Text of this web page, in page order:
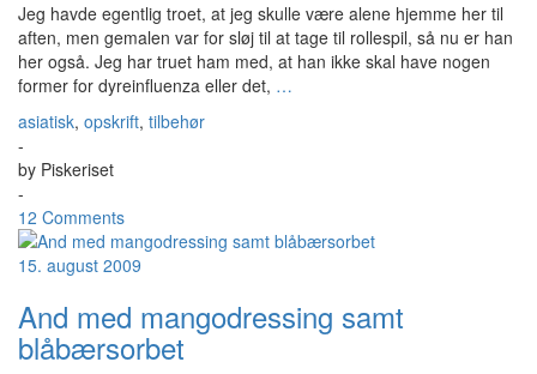
Jeg havde egentlig troet, at jeg skulle være alene hjemme her til
aften, men gemalen var for sløj til at tage til rollespil, så nu er han
her også. Jeg har truet ham med, at han ikke skal have nogen
former for dyreinfluenza eller det, …
asiatisk, opskrift, tilbehør
-
by Piskeriset
-
12 Comments
15. august 2009
And med mangodressing samt
blåbærsorbet